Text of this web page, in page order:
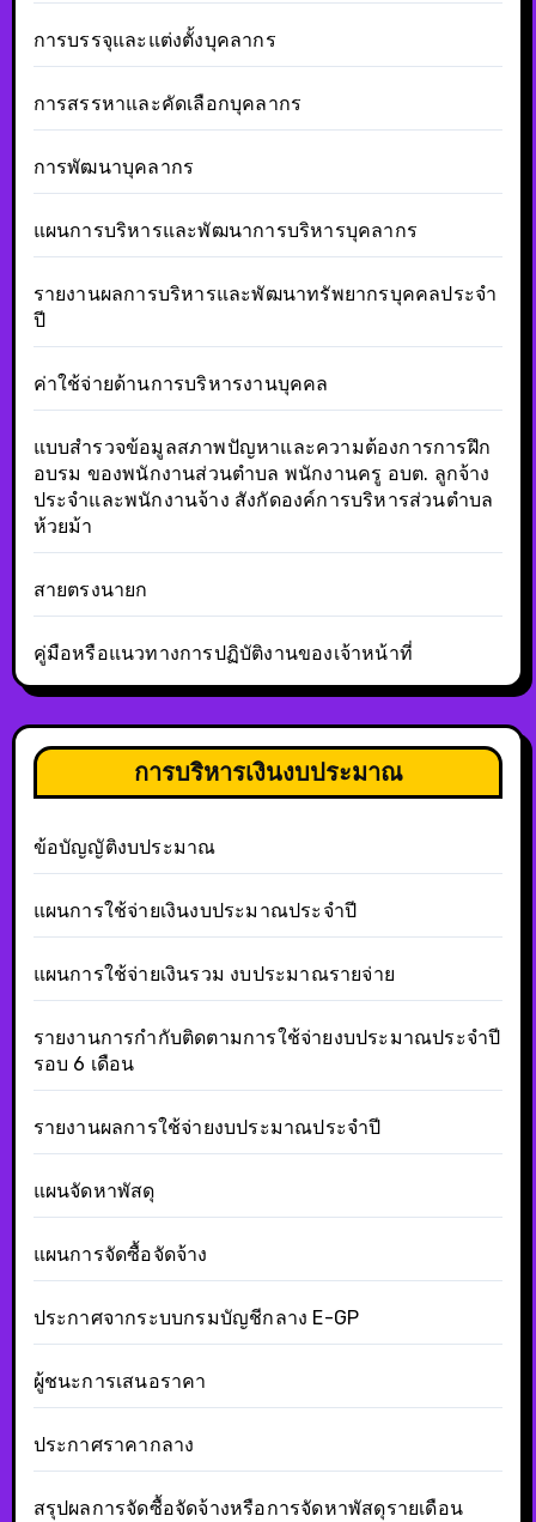
การบรรจุและแต่งตั้งบุคลากร
การสรรหาและคัดเลือกบุคลากร
การพัฒนาบุคลากร
แผนการบริหารและพัฒนาการบริหารบุคลากร
รายงานผลการบริหารและพัฒนาทรัพยากรบุคคลประจำ
ปี
ค่าใช้จ่ายด้านการบริหารงานบุคคล
แบบสำรวจข้อมูลสภาพปัญหาและความต้องการการฝึก
อบรม ของพนักงานส่วนตำบล พนักงานครู อบต. ลูกจ้าง
ประจำและพนักงานจ้าง สังกัดองค์การบริหารส่วนตำบล
ห้วยม้า
สายตรงนายก
คู่มือหรือแนวทางการปฏิบัติงานของเจ้าหน้าที่
การบริหารเงินงบประมาณ
ข้อบัญญัติงบประมาณ
แผนการใช้จ่ายเงินงบประมาณประจำปี
แผนการใช้จ่ายเงินรวม งบประมาณรายจ่าย
รายงานการกำกับติดตามการใช้จ่ายงบประมาณประจำปี
รอบ 6 เดือน
รายงานผลการใช้จ่ายงบประมาณประจำปี
แผนจัดหาพัสดุ
แผนการจัดซื้อจัดจ้าง
ประกาศจากระบบกรมบัญชีกลาง E-GP
ผู้ชนะการเสนอราคา
ประกาศราคากลาง
สรุปผลการจัดซื้อจัดจ้างหรือการจัดหาพัสดุรายเดือน